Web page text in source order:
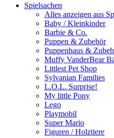
Spielsachen
Alles anzeigen aus
Baby / Kleinkinder
Barbie & Co.
Puppen & Zubehör
Puppenhaus &
Muffy VanderBear
Littlest Pet Shop
Sylvanian Families
L.O.L. Surprise!
My little Pony
Lego
Playmobil
Super Mario
Figuren / Holztiere